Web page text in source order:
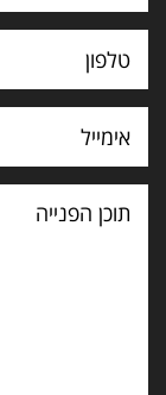
תוכן
הפנייה